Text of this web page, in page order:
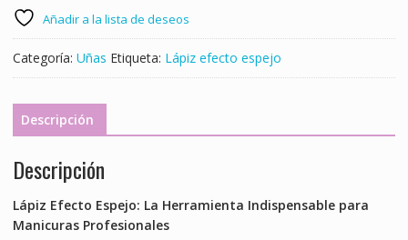
ID:
14732
cantidad
Añadir a la lista de deseos
Categoría: Uñas Etiqueta: Lápiz efecto espejo
Descripción
Descripción
Lápiz Efecto Espejo: La Herramienta Indispensable para
Manicuras Profesionales